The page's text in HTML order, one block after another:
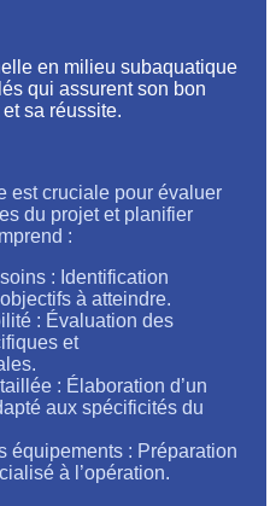
en milieu subaquatique
qui assurent son bon
sa réussite.
est cruciale pour évaluer
du projet et planifier
:
: Identification
à atteindre.
: Évaluation des
et
: Élaboration d’un
aux spécificités du
équipements : Préparation
à l’opération.